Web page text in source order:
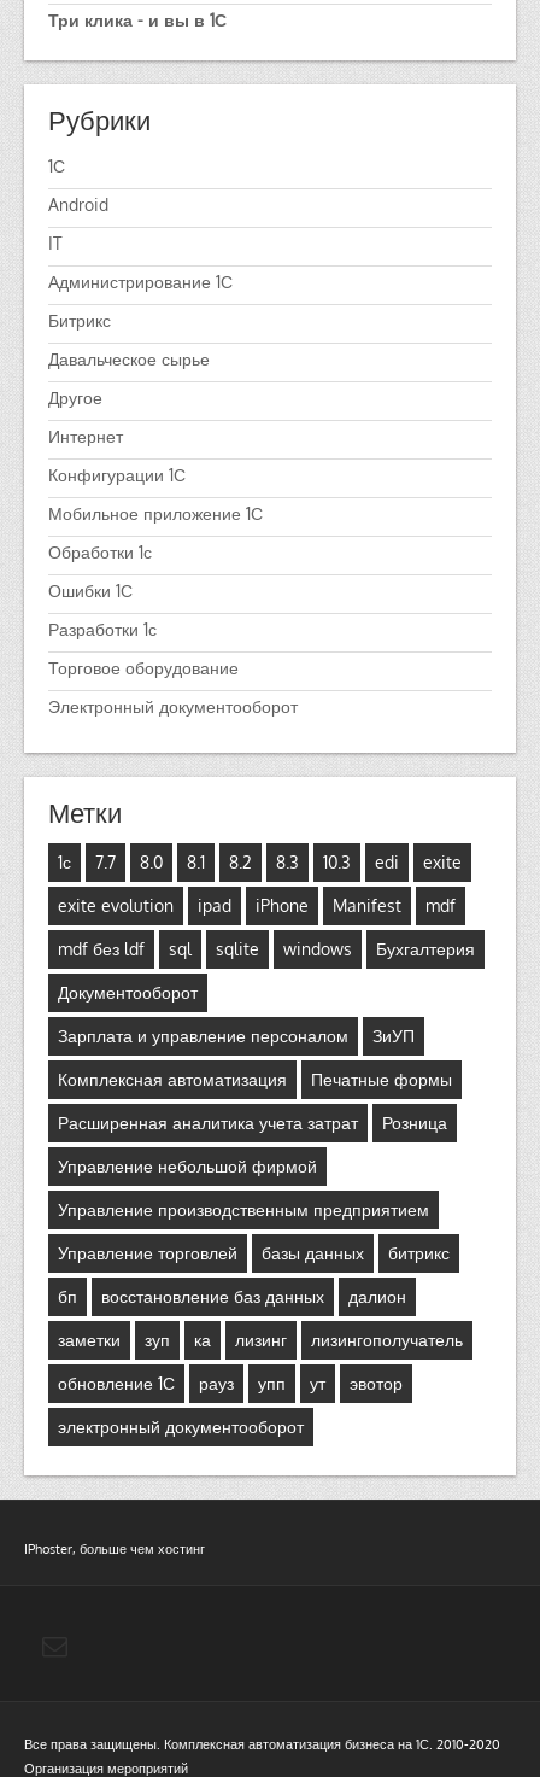
Три клика - и вы в 1С
Рубрики
1С
Android
IT
Администрирование 1С
Битрикс
Давальческое сырье
Другое
Интернет
Конфигурации 1С
Мобильное приложение 1С
Обработки 1с
Ошибки 1С
Разработки 1с
Торговое оборудование
Электронный документооборот
Метки
1с 7.7 8.0 8.1 8.2 8.3 10.3 edi exite
exite evolution ipad iPhone Manifest mdf
mdf без ldf sql sqlite windows Бухгалтерия
Документооборот
Зарплата и управление персоналом ЗиУП
Комплексная автоматизация Печатные формы
Расширенная аналитика учета затрат Розница
Управление небольшой фирмой
Управление производственным предприятием
Управление торговлей базы данных битрикс
бп восстановление баз данных далион
заметки зуп ка лизинг лизингополучатель
обновление 1С рауз упп ут эвотор
электронный документооборот
IPhoster, больше чем хостинг
Все права защищены. Комплексная автоматизация бизнеса на 1С. 2010-2020
Организация мероприятий